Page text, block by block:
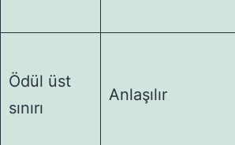
Ödül üst
sınırı
Anlaşılır